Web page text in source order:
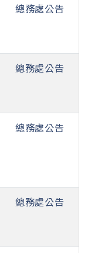
總務處公告
總務處公告
總務處公告
總務處公告